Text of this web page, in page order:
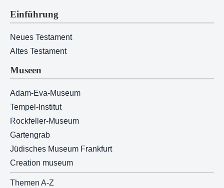
Einführung
Neues Testament
Altes Testament
Museen
Adam-Eva-Museum
Tempel-Institut
Rockfeller-Museum
Gartengrab
Jüdisches Museum Frankfurt
Creation museum
Themen A-Z